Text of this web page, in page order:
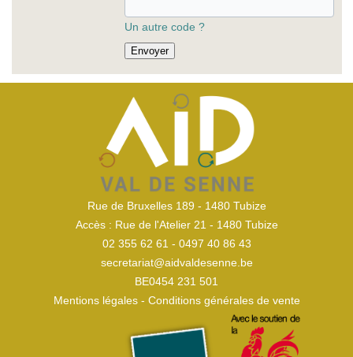
Un autre code ?
Envoyer
Rue de Bruxelles 189 - 1480 Tubize
Accès : Rue de l'Atelier 21 - 1480 Tubize
02 355 62 61 - 0497 40 86 43
secretariat@aidvaldesenne.be
BE0454 231 501
Mentions légales- Conditions générales de vente